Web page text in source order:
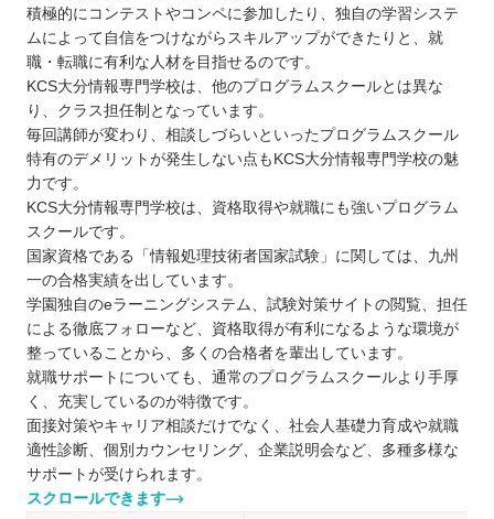
積極的にコンテストやコンペに参加したり、独自の学習システ
ムによって自信をつけながらスキルアップができたりと、就
職・転職に有利な人材を目指せるのです。
KCS大分情報専門学校は、他のプログラムスクールとは異な
り、クラス担任制となっています。
毎回講師が変わり、相談しづらいといったプログラムスクール
特有のデメリットが発生しない点もKCS大分情報専門学校の魅
力です。
KCS大分情報専門学校は、資格取得や就職にも強いプログラム
スクールです。
国家資格である「情報処理技術者国家試験」に関しては、九州
一の合格実績を出しています。
学園独自のeラーニングシステム、試験対策サイトの閲覧、担任
による徹底フォローなど、資格取得が有利になるような環境が
整っていることから、多くの合格者を輩出しています。
就職サポートについても、通常のプログラムスクールより手厚
く、充実しているのが特徴です。
面接対策やキャリア相談だけでなく、社会人基礎力育成や就職
適性診断、個別カウンセリング、企業説明会など、多種多様な
サポートが受けられます。
スクロールできます